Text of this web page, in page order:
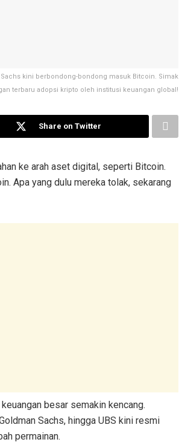
kini berbondong-bondong masuk Bitcoin. Simak
terbaru adopsi kripto oleh institusi keuangan global!
Share on Twitter
ke arah aset digital, seperti Bitcoin.
Apa yang dulu mereka tolak, sekarang
besar semakin kencang.
Sachs, hingga UBS kini resmi
permainan.